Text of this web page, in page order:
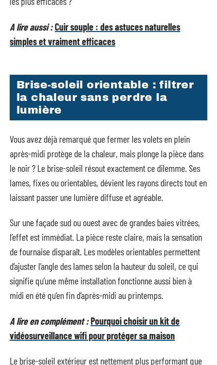
A lire aussi :Cuir souple : des astuces naturelles
simples et vraiment efficaces
Brise-soleil orientable : filtrer
la chaleur sans perdre la
lumière
Vous avez déjà remarqué que fermer les volets en plein
après-midi protège de la chaleur, mais plonge la pièce dans
le noir ? Le brise-soleil résout exactement ce dilemme. Ses
lames, fixes ou orientables, dévient les rayons directs tout en
laissant passer une lumière diffuse et agréable.
Sur une façade sud ou ouest avec de grandes baies vitrées,
l’effet est immédiat. La pièce reste claire, mais la sensation
de fournaise disparaît. Les modèles orientables permettent
d’ajuster l’angle des lames selon la hauteur du soleil, ce qui
signifie qu’une même installation fonctionne aussi bien à
midi en été qu’en fin d’après-midi au printemps.
A lire en complément :Pourquoi choisir un kit de
vidéosurveillance wifi pour protéger sa maison
Le brise-soleil extérieur est nettement plus performant que